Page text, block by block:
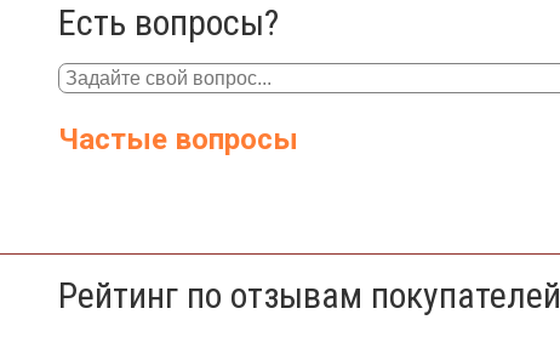
Есть вопросы?
Частые вопросы
Рейтинг по отзывам покупателей